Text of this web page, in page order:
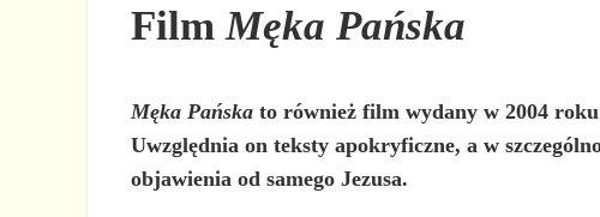
FilmMęka Pańska
Męka Pańska to również film wydany w 2004
Uwzględnia on teksty apokryficzne, a w
objawienia od samego Jezusa.